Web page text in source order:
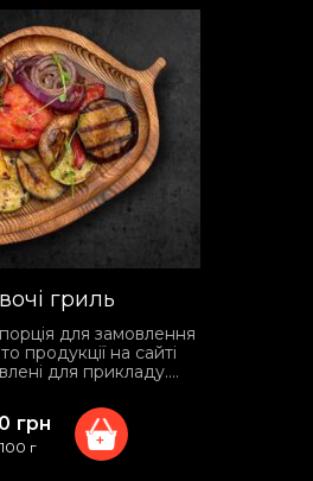
гриль
для замовлення
для прикладу.
може відрізнятися
грн
100 г +